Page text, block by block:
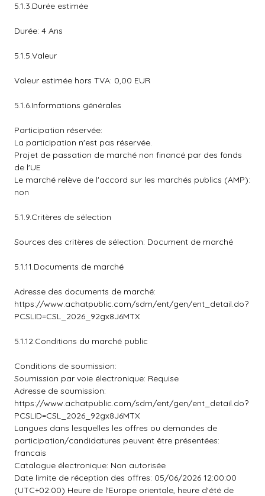
5.1.3.Durée estimée
Durée: 4 Ans
5.1.5.Valeur
Valeur estimée hors TVA: 0,00 EUR
5.1.6.Informations générales
Participation réservée:
La participation n'est pas réservée.
Projet de passation de marché non financé par des fonds
de l'UE
Le marché relève de l'accord sur les marchés publics (AMP):
non
5.1.9.Critères de sélection
Sources des critères de sélection: Document de marché
5.1.11.Documents de marché
Adresse des documents de marché:
https://www.achatpublic.com/sdm/ent/gen/ent_detail.do?
PCSLID=CSL_2026_92gx8J6MTX
5.1.12.Conditions du marché public
Conditions de soumission:
Soumission par voie électronique: Requise
Adresse de soumission:
https://www.achatpublic.com/sdm/ent/gen/ent_detail.do?
PCSLID=CSL_2026_92gx8J6MTX
Langues dans lesquelles les offres ou demandes de
participation/candidatures peuvent être présentées:
francais
Catalogue électronique: Non autorisée
Date limite de réception des offres: 05/06/2026 12:00:00
(UTC+02:00) Heure de l'Europe orientale, heure d'été de